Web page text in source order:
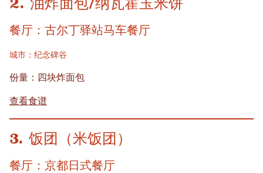
餐厅：古尔丁驿站马车餐厅
城市：纪念碑谷
份量：四块炸面包
查看食谱
3. 饭团（米饭团）
餐厅：京都日式餐厅